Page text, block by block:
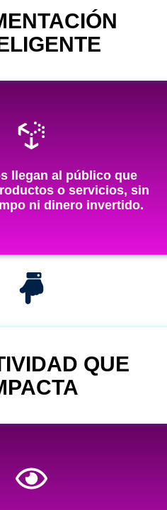
llegan al público que
o servicios, sin
ni dinero invertido.
QUE